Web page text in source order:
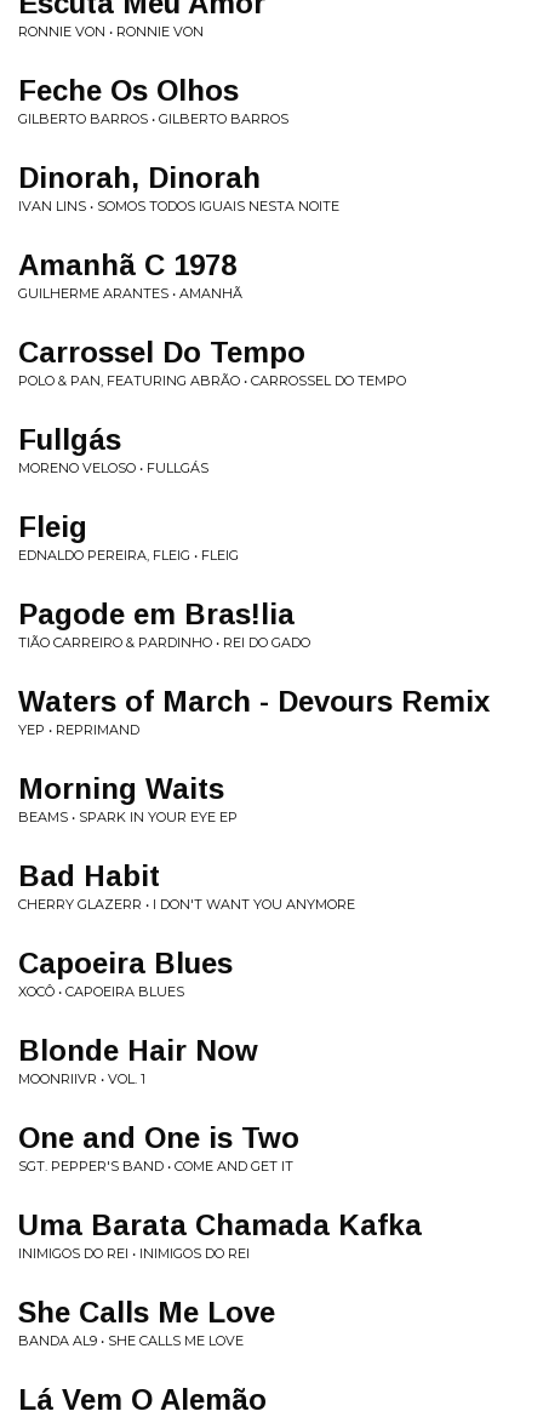
RONNIE VON • RONNIE VON
Feche Os Olhos
GILBERTO BARROS • GILBERTO BARROS
Dinorah, Dinorah
IVAN LINS • SOMOS TODOS IGUAIS NESTA NOITE
Amanhã C 1978
GUILHERME ARANTES • AMANHÃ
Carrossel Do Tempo
POLO & PAN, FEATURING ABRÃO • CARROSSEL DO TEMPO
Fullgás
MORENO VELOSO • FULLGÁS
Fleig
EDNALDO PEREIRA, FLEIG • FLEIG
Pagode em Bras!lia
TIÃO CARREIRO & PARDINHO • REI DO GADO
Waters of March - Devours Remix
YEP • REPRIMAND
Morning Waits
BEAMS • SPARK IN YOUR EYE EP
Bad Habit
CHERRY GLAZERR • I DON'T WANT YOU ANYMORE
Capoeira Blues
XOCÔ • CAPOEIRA BLUES
Blonde Hair Now
MOONRIIVR • VOL. 1
One and One is Two
SGT. PEPPER'S BAND • COME AND GET IT
Uma Barata Chamada Kafka
INIMIGOS DO REI • INIMIGOS DO REI
She Calls Me Love
BANDA AL9 • SHE CALLS ME LOVE
Lá Vem O Alemão